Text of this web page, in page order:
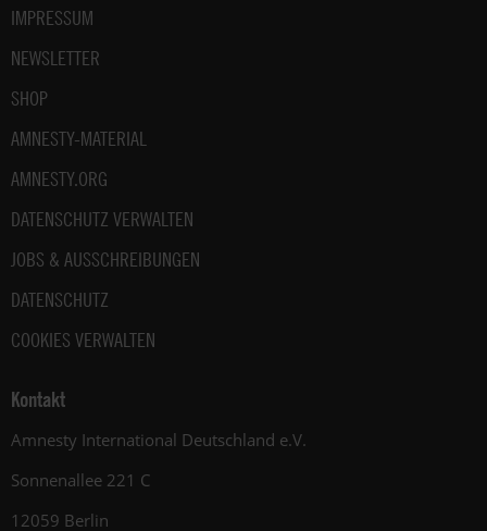
IMPRESSUM
NEWSLETTER
SHOP
AMNESTY-MATERIAL
AMNESTY.ORG
DATENSCHUTZ VERWALTEN
JOBS & AUSSCHREIBUNGEN
DATENSCHUTZ
COOKIES VERWALTEN
Kontakt
Amnesty International Deutschland e.V.
Sonnenallee 221 C
12059 Berlin